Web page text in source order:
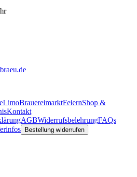
BrauereimarktFeiernShop &
Kontakt
AGBWiderrufsbelehrungFAQs
Bestellung widerrufen